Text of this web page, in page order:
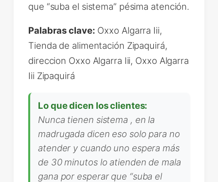
que “suba el sistema” pésima atención.
Palabras clave: Oxxo Algarra Iii,
Tienda de alimentación Zipaquirá,
direccion Oxxo Algarra Iii, Oxxo Algarra
Iii Zipaquirá
Lo que dicen los clientes:
Nunca tienen sistema , en la
madrugada dicen eso solo para no
atender y cuando uno espera más
de 30 minutos lo atienden de mala
gana por esperar que “suba el